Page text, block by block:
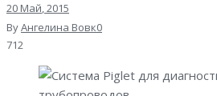
20 Май, 2015
ByАнгелина Вовк0
712